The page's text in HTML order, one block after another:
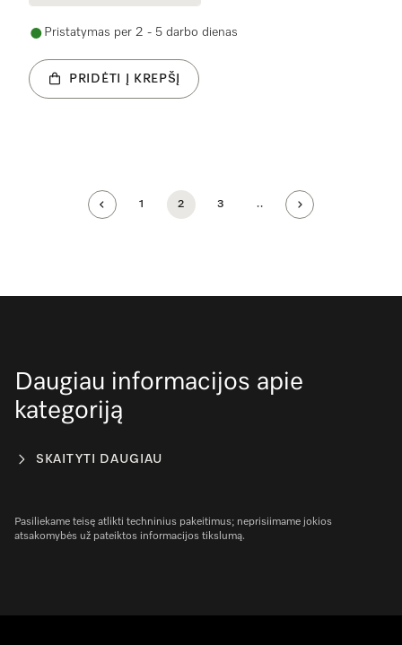
Pristatymas per 2 - 5 darbo dienas
PRIDĖTI Į KREPŠĮ
1 2 3 ..
Daugiau informacijos apie
kategoriją
SKAITYTI DAUGIAU
Pasiliekame teisę atlikti techninius pakeitimus; neprisiimame jokios
atsakomybės už pateiktos informacijos tikslumą.